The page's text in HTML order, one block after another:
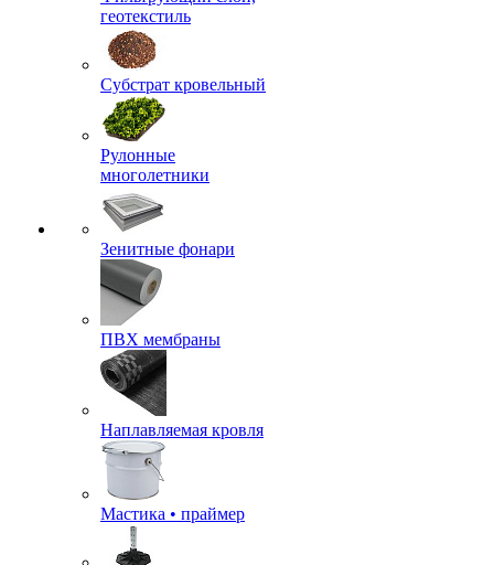
геотекстиль
Субстрат кровельный
Рулонные
многолетники
Зенитные фонари
ПВХ мембраны
Наплавляемая кровля
Мастика • праймер